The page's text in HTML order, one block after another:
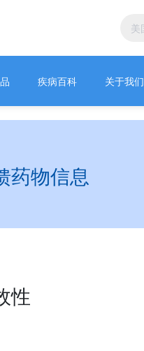
疾病百科 关于我们
药物信息
性